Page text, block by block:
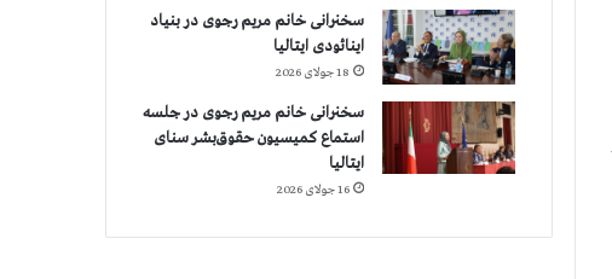
سخنرانی خانم مریم رجوی در بنیاد
اینائودی ایتالیا
18 جولای 2026
سخنرانی خانم مریم رجوی در جلسه
استماع کمیسیون حقوق‌بشر سنای
ایتالیا
16 جولای 2026